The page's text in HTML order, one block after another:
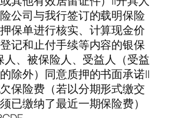
公司与我行签订的载明保险
保单进行核实、计算现金价
记和止付手续等内容的银保
人、被保险人、受益人（受益
除外）同意质押的书面承诺||
保险费（若以分期形式缴交
已缴纳了最近一期保险费）